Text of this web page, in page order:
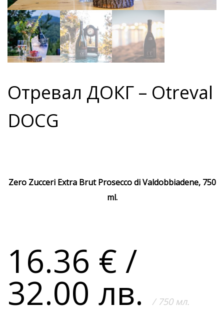
Отревал ДОКГ – Otreval
DOCG
Zero Zucceri Extra Brut Prosecco di Valdobbiadene, 750
ml.
16.36 € /
32.00 лв. / 750 мл.